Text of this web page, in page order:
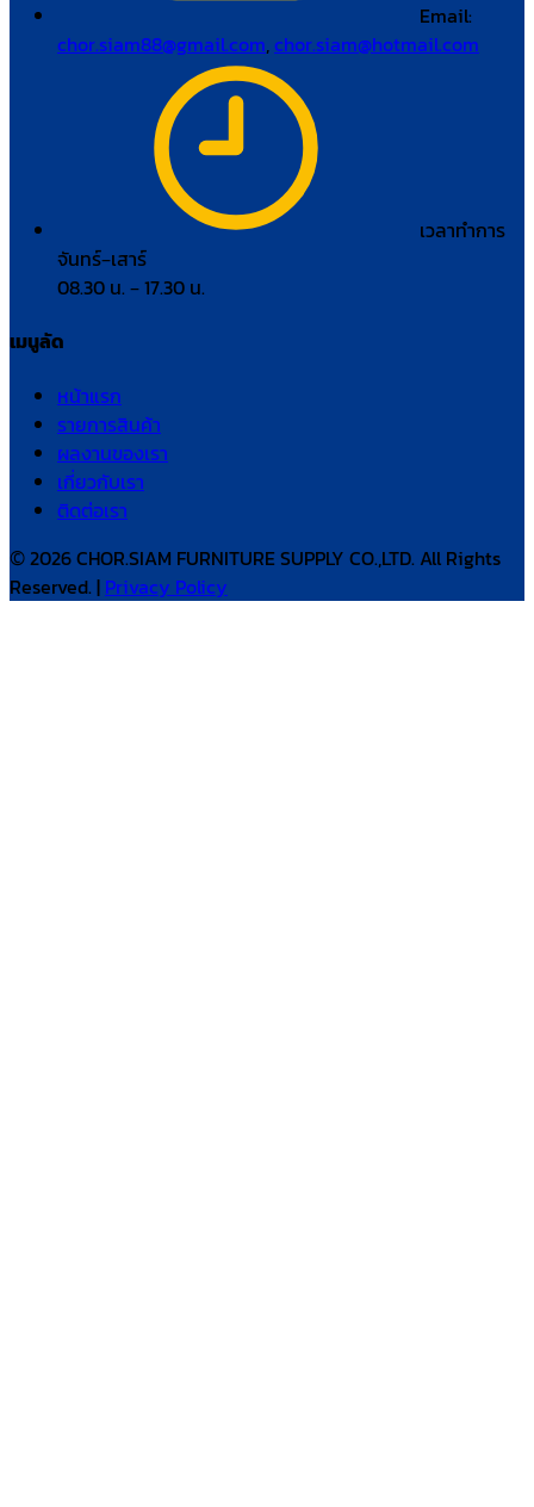
Email:
chor.siam88@gmail.com,chor.siam@hotmail.com
เวลาทำการ
จันทร์–เสาร์
08.30 น. – 17.30 น.
เมนูลัด
หน้าแรก
รายการสินค้า
ผลงานของเรา
เกี่ยวกับเรา
ติดต่อเรา
© 2026 CHOR.SIAM FURNITURE SUPPLY CO.,LTD. All Rights
Reserved. | Privacy Policy